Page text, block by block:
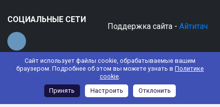
Сайт использует файлы cookie, обрабатываемые вашим
браузером. Подробнее об этом вы можете узнать в Политике
cookie.
Принять
Настроить Отклонить
СОЦИАЛЬНЫЕ СЕТИ
Поддержка сайта - Айтитач
© 2022 АНО ДО "Планета детства "Лада"